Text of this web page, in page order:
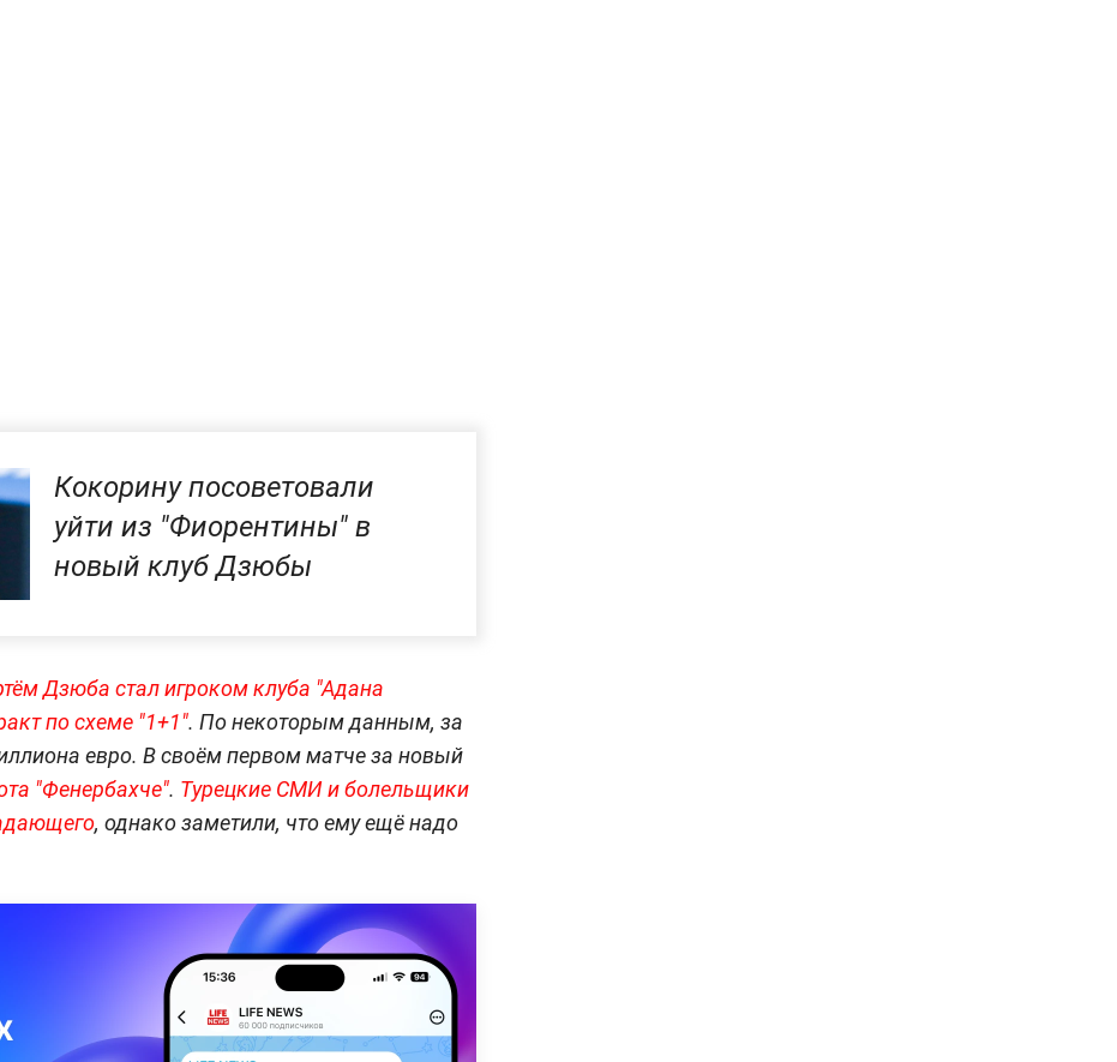
Кокорину посоветовали
уйти из "Фиорентины" в
новый клуб Дзюбы
Дзюба стал игроком клуба "Адана
по схеме "1+1". По некоторым данным, за
евро. В своём первом матче за новый
"Фенербахче". Турецкие СМИ и болельщики
, однако заметили, что ему ещё надо